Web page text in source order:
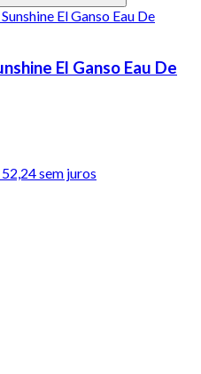
El Ganso Eau De
sem juros